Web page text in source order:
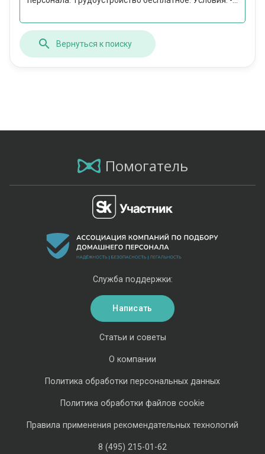
Вернуться к поиску
Помогатель
Статьи и советы
О компании
Политика обработки персональных данных
Политика обработки файлов cookie
Правила применения рекомендательных технологий
8 (495) 215-01-62
Служба поддержки:
Написать